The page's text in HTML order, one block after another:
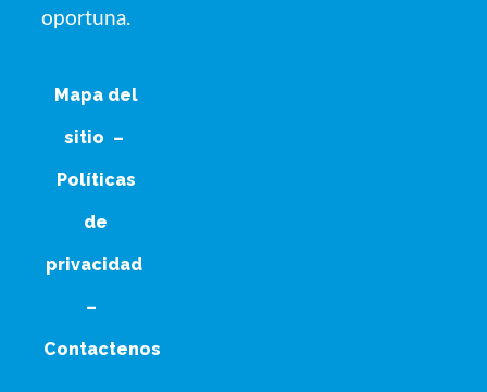
oportuna.
Mapa del
sitio –
Políticas
de
privacidad
–
Contactenos